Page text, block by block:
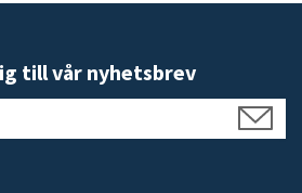
till vår nyhetsbrev